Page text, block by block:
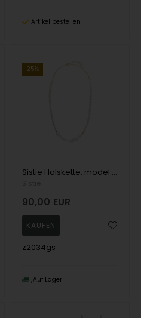
Artikel bestellen
25%
Sistie Halskette, model z2034gs
90,00 EUR
z2034gs
Auf Lager